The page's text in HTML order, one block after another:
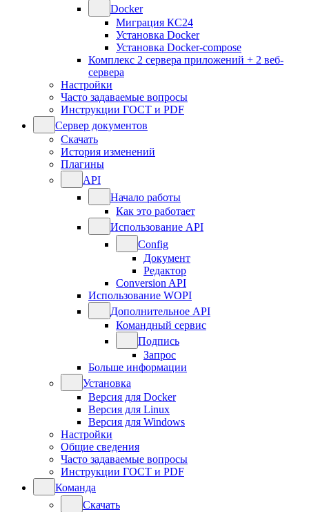
Docker
Миграция КС24
Установка Docker
Установка Docker-compose
Комплекс 2 сервера приложений + 2 веб-
сервера
Настройки
Часто задаваемые вопросы
Инструкции ГОСТ и PDF
Сервер документов
Скачать
История изменений
Плагины
API
Начало работы
Как это работает
Использование API
Config
Документ
Редактор
Conversion API
Использование WOPI
Дополнительное API
Командный сервис
Подпись
Запрос
Больше информации
Установка
Версия для Docker
Версия для Linux
Версия для Windows
Настройки
Общие сведения
Часто задаваемые вопросы
Инструкции ГОСТ и PDF
Команда
Скачать